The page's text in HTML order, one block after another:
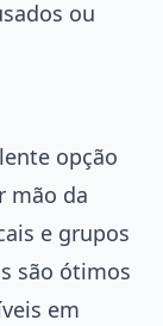
ou
opção
mão da
e grupos
são ótimos
em